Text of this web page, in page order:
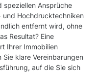
speziellen Ansprüche
Hochdrucktechniken
entfernt wird, ohne
Resultat? Eine
Ihrer Immobilien
klare Vereinbarungen
auf die Sie sich